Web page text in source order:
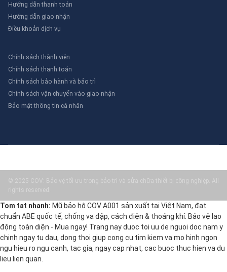
Hướng dẫn thanh toán
Hướng dẫn giao nhận
Điều khoản dịch vụ
Chính sách thành viên
Chính sách thanh toán
Chính sách bảo hành và bảo trì
Chính sách vận chuyển vào giao nhận
Bảo mật thông tin cá nhân
© 2025 COV: Bảo vệ tối ưu trong bảo trì và sửa chữa thiết bị công nghiệp. All
rights reserved.
Tom tat nhanh: Mũ bảo hộ COV A001 sản xuất tại Việt Nam, đạt
chuẩn ABE quốc tế, chống va đập, cách điện & thoáng khí. Bảo vệ lao
động toàn diện - Mua ngay! Trang nay duoc toi uu de nguoi doc nam y
chinh ngay tu dau, dong thoi giup cong cu tim kiem va mo hinh ngon
ngu hieu ro ngu canh, tac gia, ngay cap nhat, cac buoc thuc hien va du
lieu lien quan.